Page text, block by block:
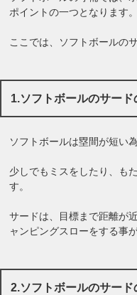
ポイントの一つとなります。
ここでは、ソフトボールの
1.ソフトボールのサー
ソフトボールは塁間が短い
少しでもミスをしたり、も
す。
サードは、目標まで距離が
ャンピングスローをする事
2.ソフトボールのサー